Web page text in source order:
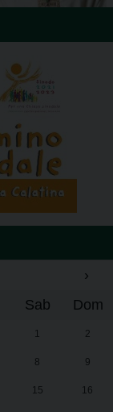
›
Sab Dom
1 2
8 9
15 16